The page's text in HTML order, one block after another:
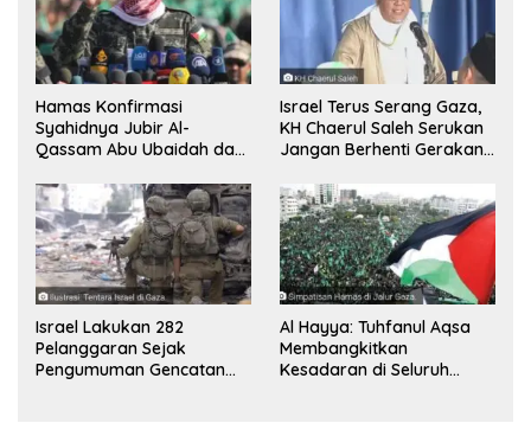
Hamas Konfirmasi
Syahidnya Jubir Al-
Qassam Abu Ubaidah dan
Sinwar
Israel Terus Serang Gaza,
KH Chaerul Saleh Serukan
Jangan Berhenti Gerakan
Israel Lakukan 282
Pelanggaran Sejak
Pengumuman Gencatan
Al Hayya: Tuhfanul Aqsa
Membangkitkan
Kesadaran di Seluruh